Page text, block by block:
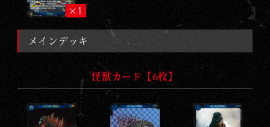
1
メインデッキ
怪獣カード【6枚】